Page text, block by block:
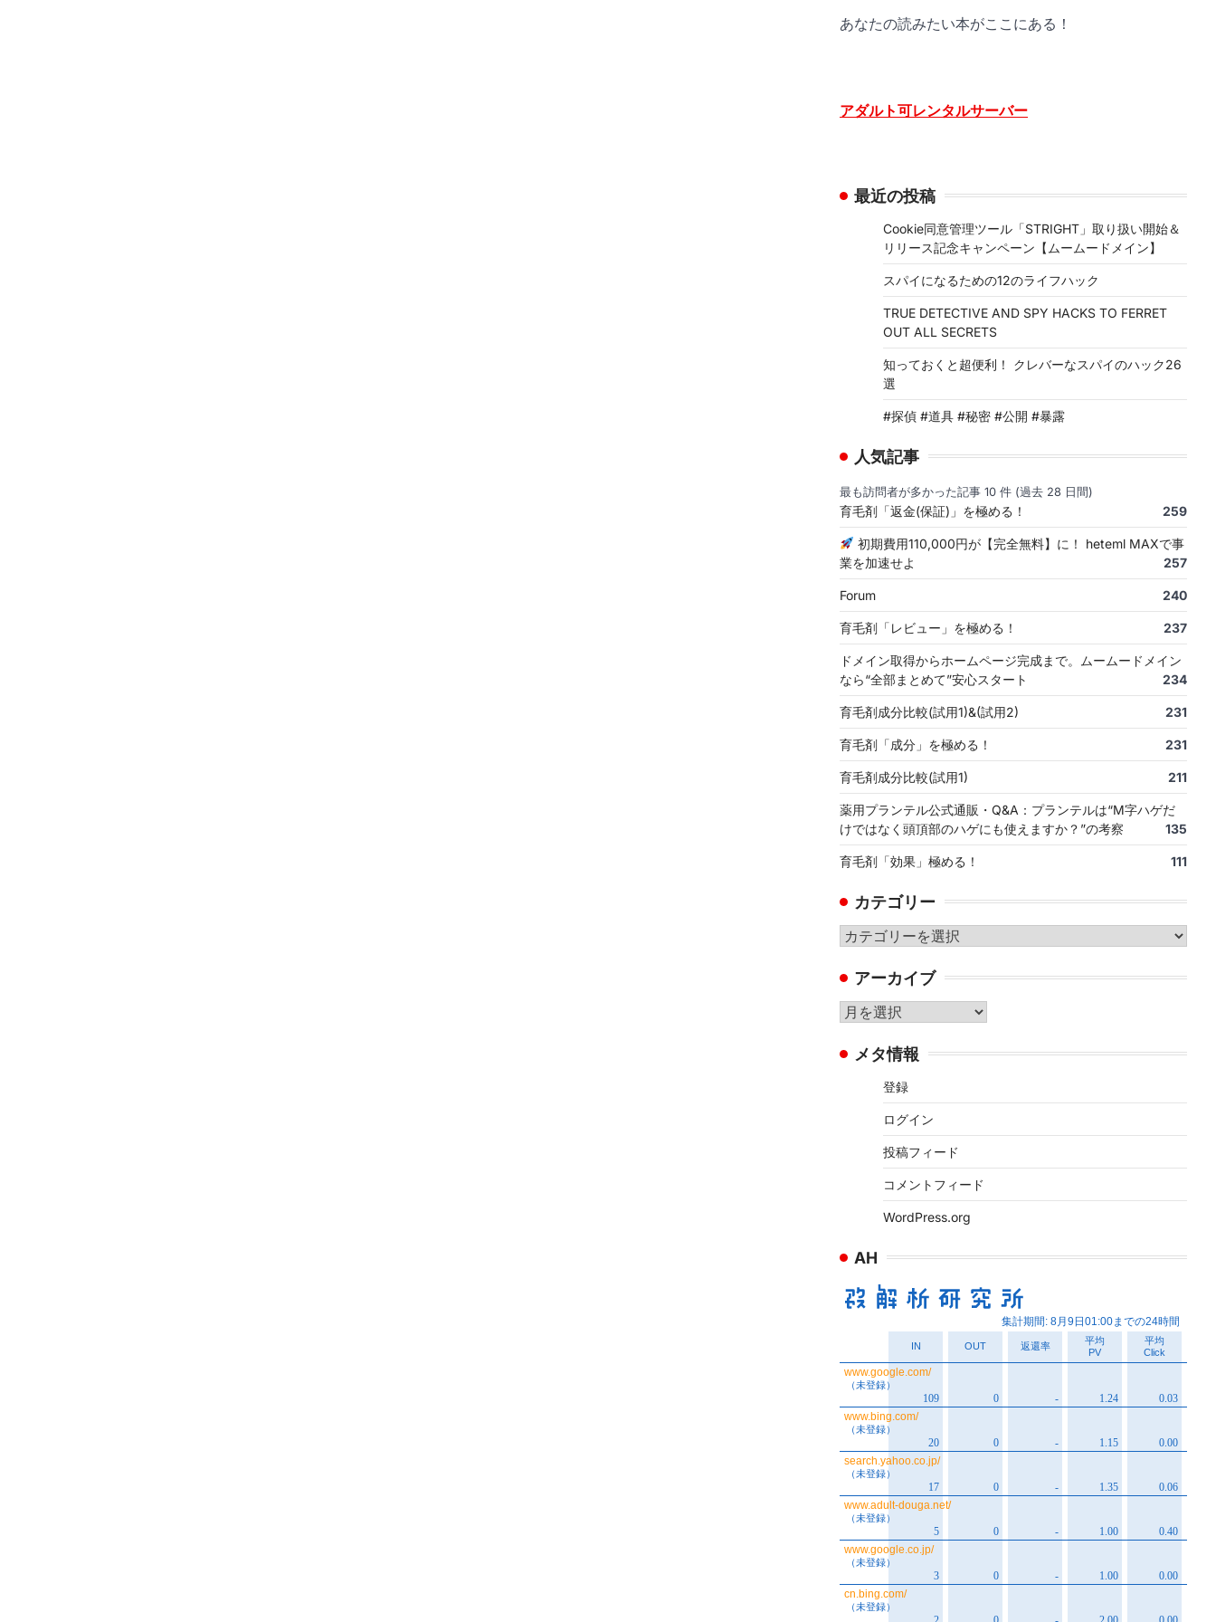
あなたの読みたい本がここにある！
アダルト可レンタルサーバー
最近の投稿
Cookie同意管理ツール「STRIGHT」取り扱い開始＆
リリース記念キャンペーン【ムームードメイン】
スパイになるための12のライフハック
TRUE DETECTIVE AND SPY HACKS TO FERRET
OUT ALL SECRETS
知っておくと超便利！ クレバーなスパイのハック26
選
#探偵 #道具 #秘密 #公開 #暴露
人気記事
最も訪問者が多かった記事 10 件 (過去 28 日間)
育毛剤「返金(保証)」を極める！ 259
初期費用110,000円が【完全無料】に！ heteml MAXで事
業を加速せよ
257
Forum 240
育毛剤「レビュー」を極める！ 237
ドメイン取得からホームページ完成まで。ムームードメイン
なら“全部まとめて”安心スタート
234
育毛剤成分比較(試用1)&(試用2) 231
育毛剤「成分」を極める！ 231
育毛剤成分比較(試用1) 211
薬用プランテル公式通販・Q&A：プランテルは“M字ハゲだ
けではなく頭頂部のハゲにも使えますか？”の考察
135
育毛剤「効果」極める！ 111
カテゴリー
カ
ゴ
リ
ー
アーカイブ
ア
カ メタ情報
登録
ログイン
投稿フィード
コメントフィード
WordPress.org
AH